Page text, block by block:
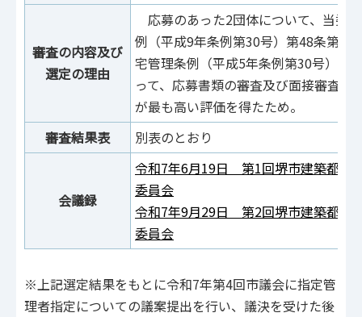
審査の内容及び
選定の理由
応募のあった2団体について、当委
例（平成9年条例第30号）第48条第3
宅管理条例（平成5年条例第30号）第
って、応募書類の審査及び面接審査を
が最も高い評価を得たため。
審査結果表
別表のとおり
会議録
令和7年6月19日 第1回堺市建築都市
委員会
令和7年9月29日 第2回堺市建築都市
委員会
※上記選定結果をもとに令和7年第4回市議会に指定管
理者指定についての議案提出を行い、議決を受けた後